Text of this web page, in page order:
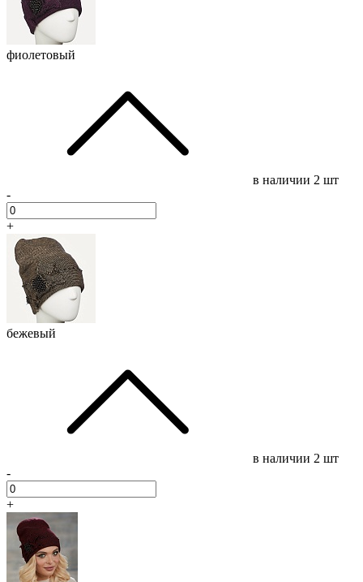
фиолетовый
в наличии 2 шт
-
+
бежевый
в наличии 2 шт
-
+